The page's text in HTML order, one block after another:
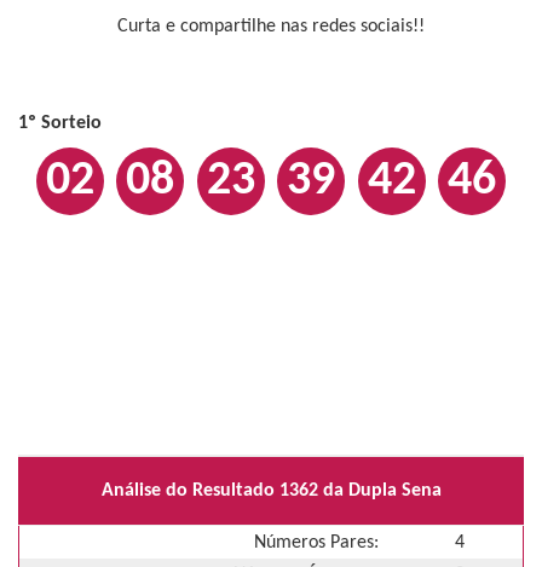
Curta e compartilhe nas redes sociais!!
1º Sorteio
02 08 23 39 42 46
Análise do Resultado 1362 da Dupla Sena
Números Pares:
4